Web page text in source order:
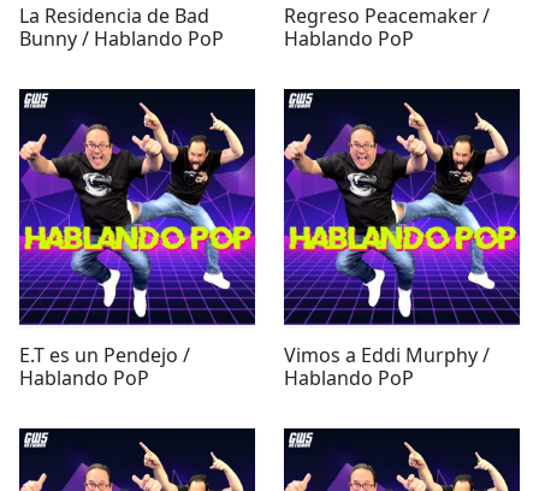
La Residencia de Bad
Bunny / Hablando PoP
Regreso Peacemaker /
Hablando PoP
E.T es un Pendejo /
Hablando PoP
Vimos a Eddi Murphy /
Hablando PoP